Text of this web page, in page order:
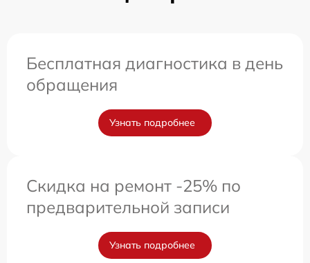
Бесплатная диагностика в день
обращения
Узнать подробнее
Скидка на ремонт -25% по
предварительной записи
Узнать подробнее